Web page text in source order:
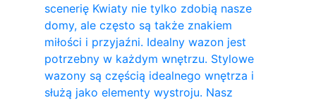
scenerię Kwiaty nie tylko zdobią nasze
domy, ale często są także znakiem
miłości i przyjaźni. Idealny wazon jest
potrzebny w każdym wnętrzu. Stylowe
wazony są częścią idealnego wnętrza i
służą jako elementy wystroju. Nasz